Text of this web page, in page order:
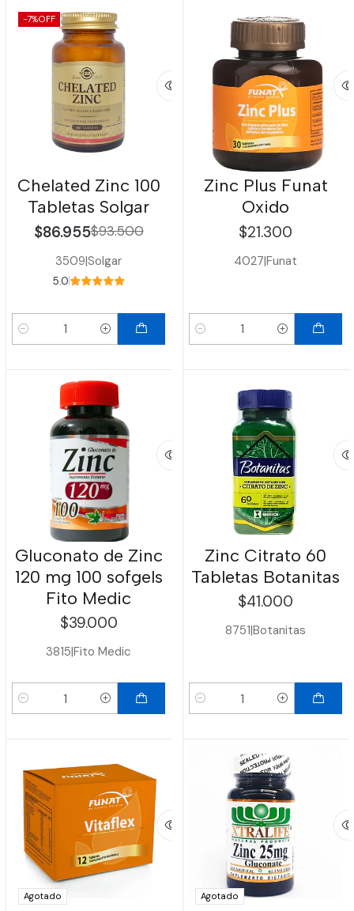
-7%OFF
Chelated Zinc 100
Tabletas Solgar
$86.955$93.500
3509|Solgar
5.0
Cantidad
Zinc Plus Funat
Oxido
$21.300
4027|Funat
Cantidad
Gluconato de Zinc
120 mg 100 sofgels
Fito Medic
$39.000
3815|Fito Medic
Cantidad
Zinc Citrato 60
Tabletas Botanitas
$41.000
8751|Botanitas
Cantidad
Agotado Agotado